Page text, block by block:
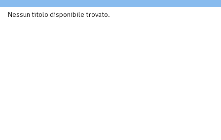
Nessun titolo disponibile trovato.